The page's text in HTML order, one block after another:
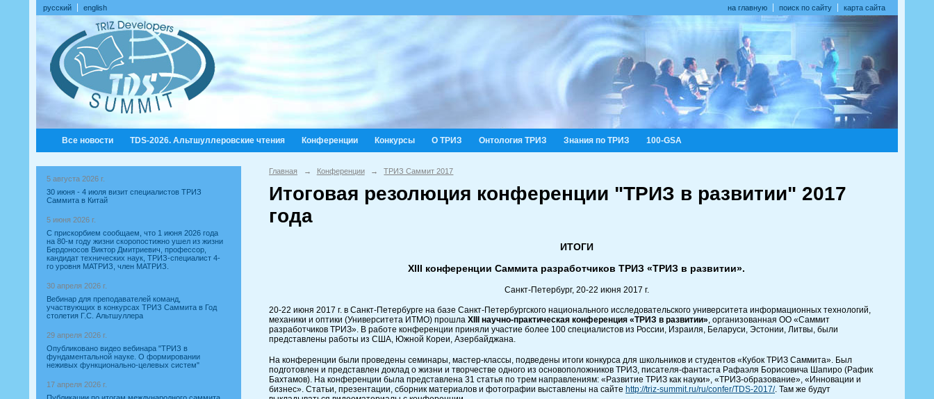
русский english на главную поиск по сайту карта сайта
Все новости TDS-2026. Альтшуллеровские чтения Конференции Конкурсы О ТРИЗ Онтология ТРИЗ Знания по ТРИЗ 100-GSA
5 августа 2026 г.
30 июня - 4 июля визит специалистов ТРИЗ
Саммита в Китай
5 июня 2026 г.
С прискорбием сообщаем, что 1 июня 2026 года
на 80-м году жизни скоропостижно ушел из жизни
Бердоносов Виктор Дмитриевич, профессор,
кандидат технических наук, ТРИЗ-специалист 4-
го уровня МАТРИЗ, член МАТРИЗ.
30 апреля 2026 г.
Вебинар для преподавателей команд,
участвующих в конкурсах ТРИЗ Саммита в Год
столетия Г.С. Альтшуллера
29 апреля 2026 г.
Опубликовано видео вебинара "ТРИЗ в
фундаментальной науке. О формировании
неживых функционально-целевых систем"
17 апреля 2026 г.
Главная → Конференции → ТРИЗ Саммит 2017
Итоговая резолюция конференции "ТРИЗ в развитии" 2017
года
ИТОГИ
ХIII конференции Саммита разработчиков ТРИЗ «ТРИЗ в развитии».
Санкт-Петербург, 20-22 июня 2017 г.
20-22 июня 2017 г. в Санкт-Петербурге на базе Санкт-Петербургского национального исследовательского университета информационных технологий,
механики и оптики (Университета ИТМО) прошла XIII научно-практическая конференция «ТРИЗ в развитии», организованная ОО «Саммит
разработчиков ТРИЗ». В работе конференции приняли участие более 100 специалистов из России, Израиля, Беларуси, Эстонии, Литвы, были
представлены работы из США, Южной Кореи, Азербайджана.
На конференции были проведены семинары, мастер-классы, подведены итоги конкурса для школьников и студентов «Кубок ТРИЗ Саммита». Был
подготовлен и представлен доклад о жизни и творчестве одного из основоположников ТРИЗ, писателя-фантаста Рафаэля Борисовича Шапиро (Рафик
Бахтамов). На конференции была представлена 31 статья по трем направлениям: «Развитие ТРИЗ как науки», «ТРИЗ-образование», «Инновации и
бизнес». Статьи, презентации, сборник материалов и фотографии выставлены на сайте http://triz-summit.ru/ru/confer/TDS-2017/. Там же будут